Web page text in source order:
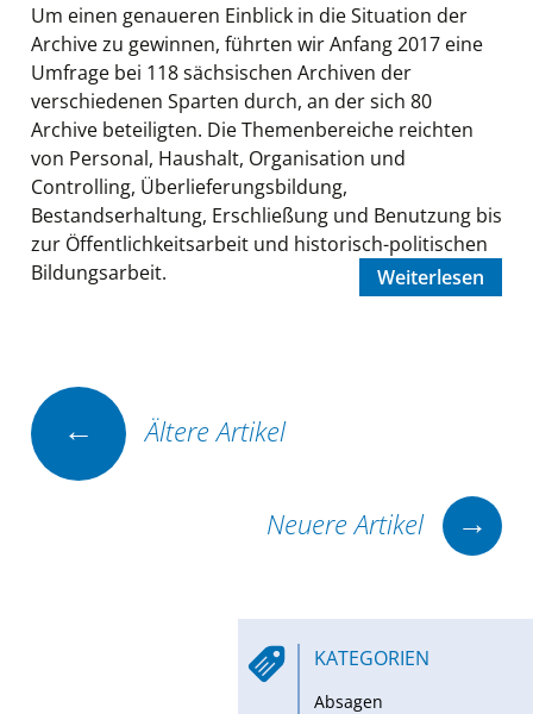
Um einen genaueren Einblick in die Situation der
Archive zu gewinnen, führten wir Anfang 2017 eine
Umfrage bei 118 sächsischen Archiven der
verschiedenen Sparten durch, an der sich 80
Archive beteiligten. Die Themenbereiche reichten
von Personal, Haushalt, Organisation und
Controlling, Überlieferungsbildung,
Bestandserhaltung, Erschließung und Benutzung bis
zur Öffentlichkeitsarbeit und historisch-politischen
Bildungsarbeit.
Weiterlesen
Beitrags-
Navigation
← Ältere Artikel
Neuere Artikel →
KATEGORIEN
Absagen